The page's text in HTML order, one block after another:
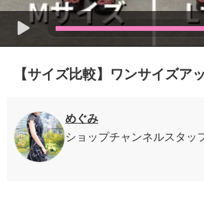
【サイズ比較】ワンサイズア
めぐみ
ショップチャンネルスタッ